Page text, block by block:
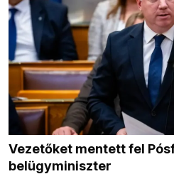
Vezetőket mentett fel
belügyminiszter